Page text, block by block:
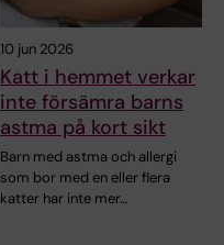
10 jun 2026
Katt i hemmet verkar
inte försämra barns
astma på kort sikt
Barn med astma och allergi
som bor med en eller flera
katter har inte mer…